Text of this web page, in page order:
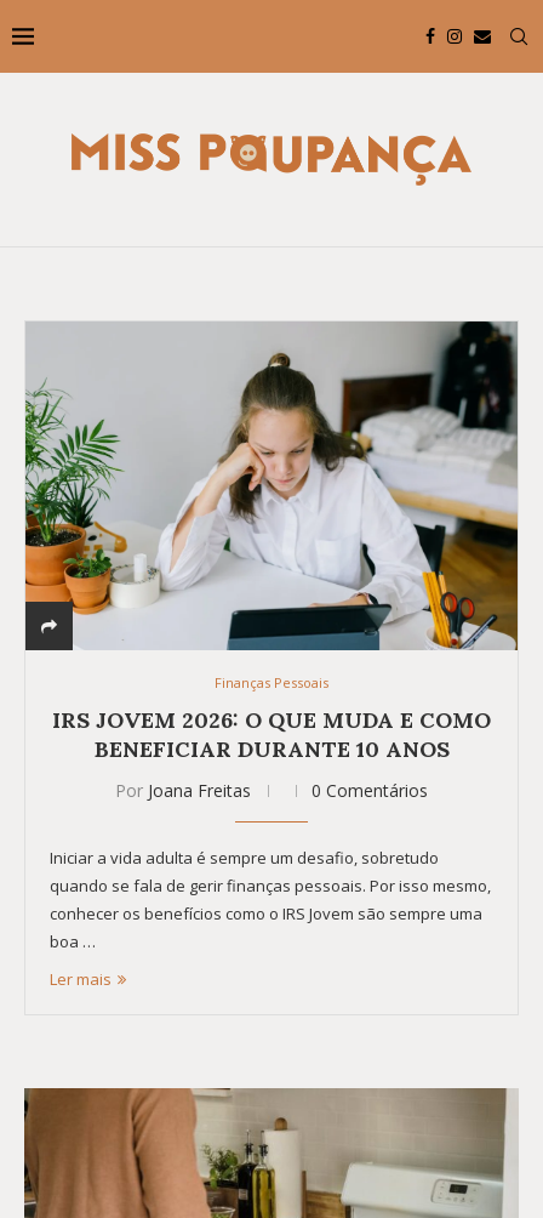
Finanças Pessoais
IRS JOVEM 2026: O QUE MUDA E COMO
BENEFICIAR DURANTE 10 ANOS
Por Joana Freitas 0 Comentários
Iniciar a vida adulta é sempre um desafio, sobretudo
quando se fala de gerir finanças pessoais. Por isso mesmo,
conhecer os benefícios como o IRS Jovem são sempre uma
boa …
Ler mais